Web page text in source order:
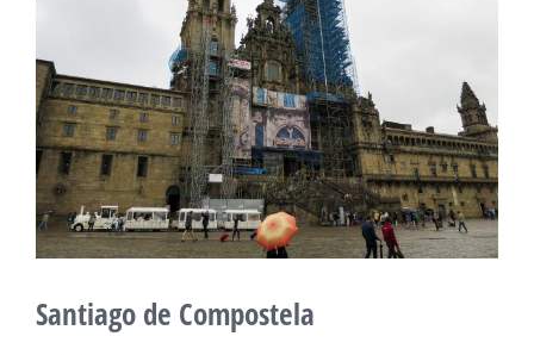
Santiago de Compostela